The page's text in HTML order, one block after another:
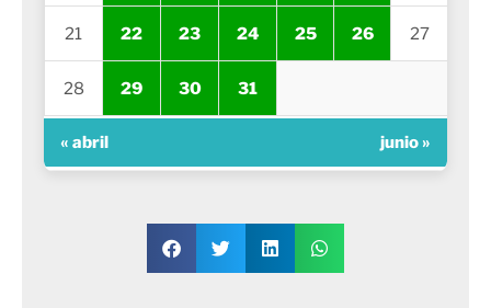
21 22 23 24 25 26 27
28 29 30 31
« abril junio »